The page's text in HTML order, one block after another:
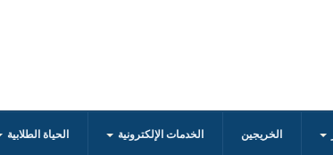
الخريجين الخدمات الإلكترونية الحياة الطلابية